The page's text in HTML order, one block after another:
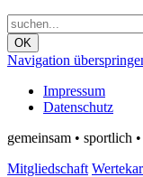
OK
Navigation
Impressum
Datenschutz
gemeinsam • sportlich
Mitgliedschaft